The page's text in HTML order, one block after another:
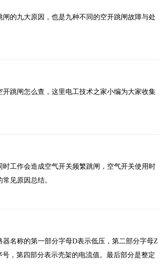
的九大原因，也是九种不同的空开跳闸故障与处
跳闸怎么查，这里电工技术之家小编为大家收集
工作会造成空气开关频繁跳闸，空气开关使用时
见原因总结。
名称的第一部分字母D表示低压，第二部分字母Z
，第四部分表示壳架的电流值。最后部分是整定